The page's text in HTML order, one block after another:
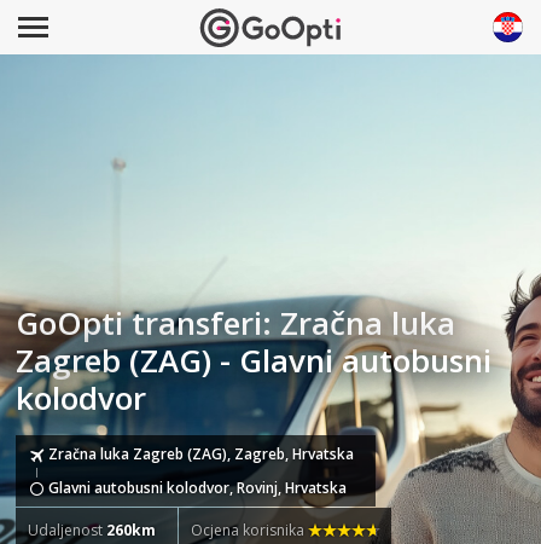
GoOpti transferi: Zračna luka
Zagreb (ZAG) - Glavni autobusni
kolodvor
Zračna luka Zagreb (ZAG), Zagreb, Hrvatska
Glavni autobusni kolodvor, Rovinj, Hrvatska
Udaljenost 260km Ocjena korisnika